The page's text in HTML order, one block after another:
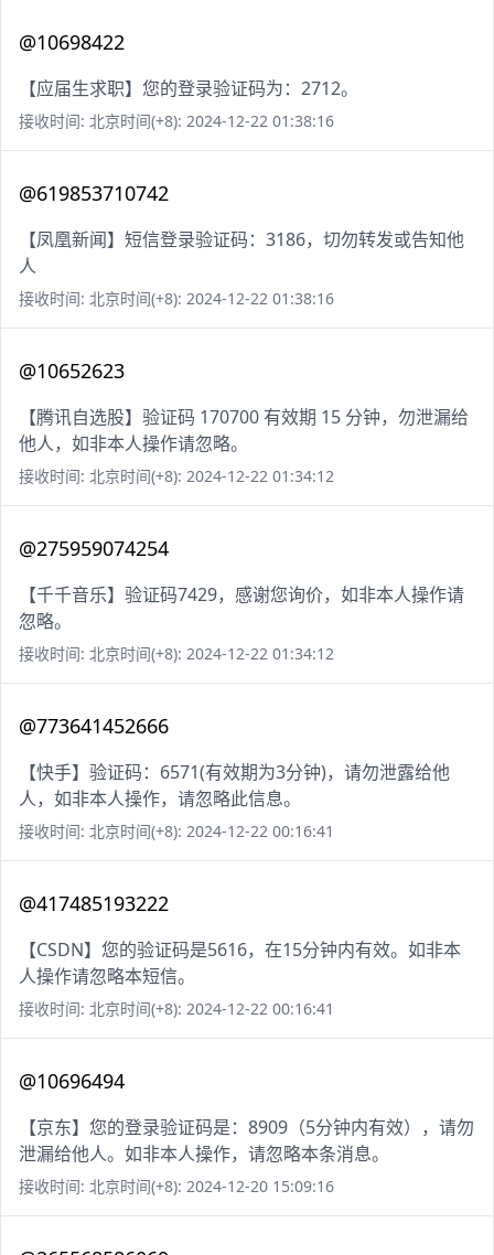
@10698422
【应届生求职】您的登录验证码为：2712。
接收时间: 北京时间(+8): 2024-12-22 01:38:16
@619853710742
【凤凰新闻】短信登录验证码：3186，切勿转发或告知他
人
接收时间: 北京时间(+8): 2024-12-22 01:38:16
@10652623
【腾讯自选股】验证码 170700 有效期 15 分钟，勿泄漏给
他人，如非本人操作请忽略。
接收时间: 北京时间(+8): 2024-12-22 01:34:12
@275959074254
【千千音乐】验证码7429，感谢您询价，如非本人操作请
忽略。
接收时间: 北京时间(+8): 2024-12-22 01:34:12
@773641452666
【快手】验证码：6571(有效期为3分钟)，请勿泄露给他
人，如非本人操作，请忽略此信息。
接收时间: 北京时间(+8): 2024-12-22 00:16:41
@417485193222
【CSDN】您的验证码是5616，在15分钟内有效。如非本
人操作请忽略本短信。
接收时间: 北京时间(+8): 2024-12-22 00:16:41
@10696494
【京东】您的登录验证码是：8909（5分钟内有效），请勿
泄漏给他人。如非本人操作，请忽略本条消息。
接收时间: 北京时间(+8): 2024-12-20 15:09:16